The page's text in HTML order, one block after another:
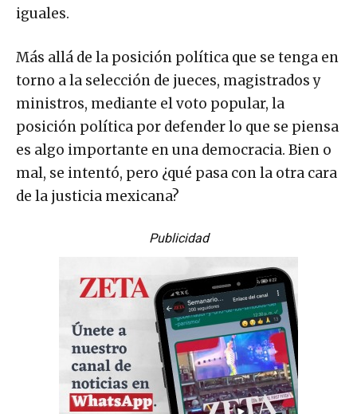
iguales.
Más allá de la posición política que se tenga en
torno a la selección de jueces, magistrados y
ministros, mediante el voto popular, la
posición política por defender lo que se piensa
es algo importante en una democracia. Bien o
mal, se intentó, pero ¿qué pasa con la otra cara
de la justicia mexicana?
Publicidad